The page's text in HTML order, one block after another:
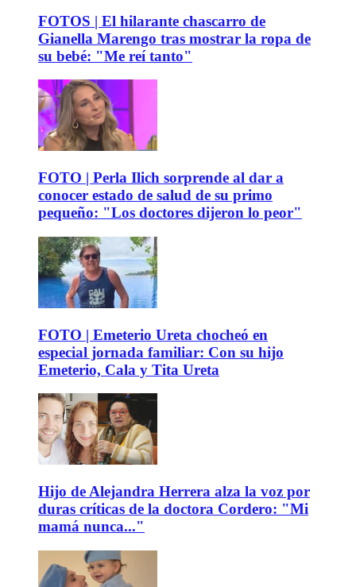
FOTOS | El hilarante chascarro de
Gianella Marengo tras mostrar la ropa de
su bebé: "Me reí tanto"
FOTO | Perla Ilich sorprende al dar a
conocer estado de salud de su primo
pequeño: "Los doctores dijeron lo peor"
FOTO | Emeterio Ureta chocheó en
especial jornada familiar: Con su hijo
Emeterio, Cala y Tita Ureta
Hijo de Alejandra Herrera alza la voz por
duras críticas de la doctora Cordero: "Mi
mamá nunca..."